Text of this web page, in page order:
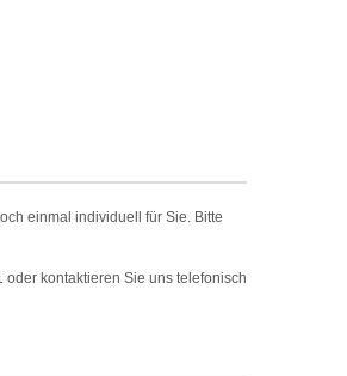
einmal individuell für Sie. Bitte
kontaktieren Sie uns telefonisch